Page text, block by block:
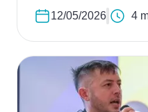
12/05/2026 4